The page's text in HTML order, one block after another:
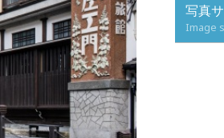
写真
Image